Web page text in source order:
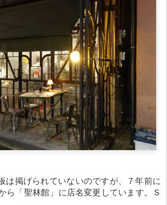
は掲げられていないのですが、７年前に
ら「聖林館」に店名変更しています。Ｓ